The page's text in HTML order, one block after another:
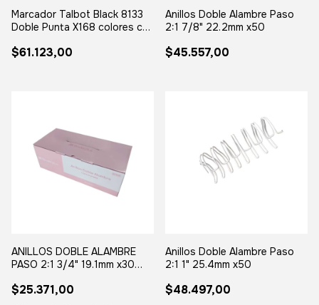
Marcador Talbot Black 8133
Doble Punta X168 colores c/
$61.123,00
Anillos Doble Alambre Paso
2:1 7/8" 22.2mm x50
$45.557,00
ANILLOS DOBLE ALAMBRE
PASO 2:1 3/4" 19.1mm x30
$25.371,00
Anillos Doble Alambre Paso
2:1 1" 25.4mm x50
$48.497,00